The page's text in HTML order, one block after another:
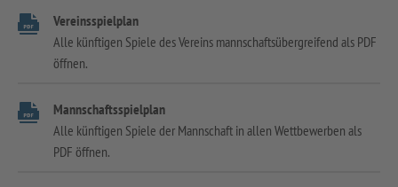
Vereinsspielplan
Alle künftigen Spiele des Vereins mannschaftsübergreifend als PDF
öffnen.
Mannschaftsspielplan
Alle künftigen Spiele der Mannschaft in allen Wettbewerben als
PDF öffnen.